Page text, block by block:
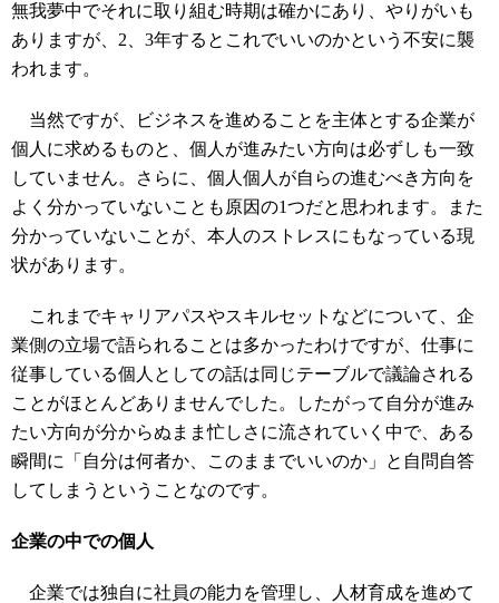
無我夢中でそれに取り組む時期は確かにあり、やりがいも
ありますが、2、3年するとこれでいいのかという不安に襲
われます。
当然ですが、ビジネスを進めることを主体とする企業が
個人に求めるものと、個人が進みたい方向は必ずしも一致
していません。さらに、個人個人が自らの進むべき方向を
よく分かっていないことも原因の1つだと思われます。また
分かっていないことが、本人のストレスにもなっている現
状があります。
これまでキャリアパスやスキルセットなどについて、企
業側の立場で語られることは多かったわけですが、仕事に
従事している個人としての話は同じテーブルで議論される
ことがほとんどありませんでした。したがって自分が進み
たい方向が分からぬまま忙しさに流されていく中で、ある
瞬間に「自分は何者か、このままでいいのか」と自問自答
してしまうということなのです。
企業の中での個人
企業では独自に社員の能力を管理し、人材育成を進めて